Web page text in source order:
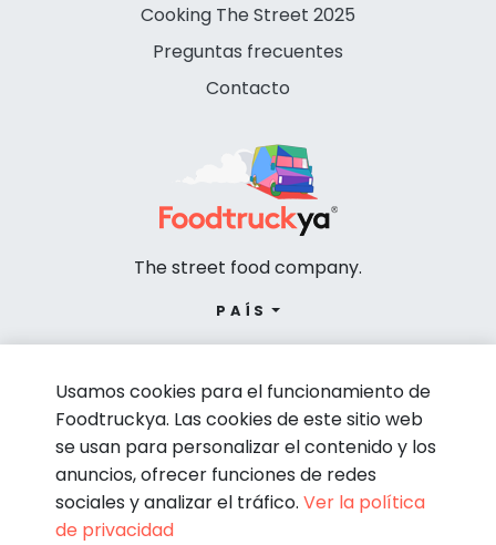
Cooking The Street 2025
Preguntas frecuentes
Contacto
The street food company.
PAÍS
© Foodtruckya 2026
Usamos cookies para el funcionamiento de
Foodtruckya. Las cookies de este sitio web
se usan para personalizar el contenido y los
anuncios, ofrecer funciones de redes
sociales y analizar el tráfico. Ver la política
de privacidad